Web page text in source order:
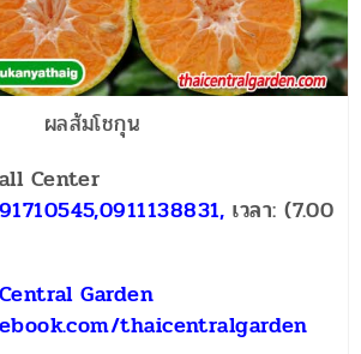
ผลส้มโชกุน
Center
เวลา: (7.00
Garden
thaicentralgarden